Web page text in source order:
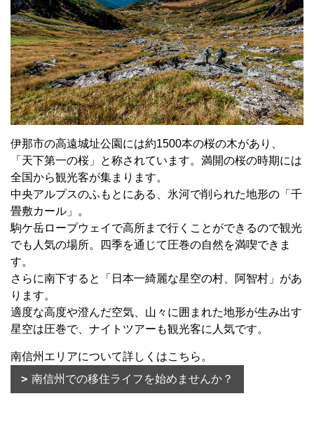
伊那市の高遠城址公園には約1500本の桜の木があり、
「天下第一の桜」と称されています。満開の桜の時期には
全国から観光客が集まります。
中央アルプスのふもとにある、氷河で削られた地形の「千
畳敷カール」。
駒ケ岳ロープウェイで高所まで行くことができるので観光
でも人気の場所。四季を通じて圧巻の自然を満喫できま
す。
さらに南下すると「日本一綺麗な星空の村、阿智村」があ
ります。
適度な高度や澄んだ空気、山々に囲まれた地形が生み出す
星空は圧巻で、ナイトツアーも観光客に人気です。
南信州エリアについて詳しくはこちら。
南信州での移住ライフを始めませんか？